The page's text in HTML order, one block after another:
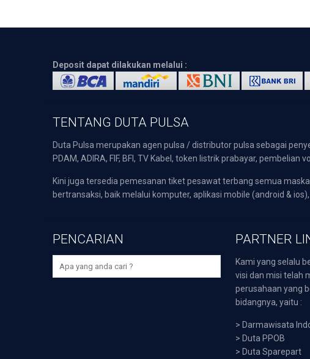
Deposit dapat dilakukan melalui :
TENTANG DUTA PULSA
Duta Pulsa merupakan agen pulsa / distributor pulsa sebagai
PDAM, ADIRA, FIF, BFI, TV Kabel, token listrik prabayar,
Kini juga tersedia pemesanan tiket pesawat terbang semua
bertransaksi, baik melalui komputer, aplikasi mobile (android &
PENCARIAN PARTNER
Kami yang selalu
visi dan misi telah
perusahaan yang
bidangnya, yaitu :
> Darmawisata
> Duta PPOB
> Duta Sparepart